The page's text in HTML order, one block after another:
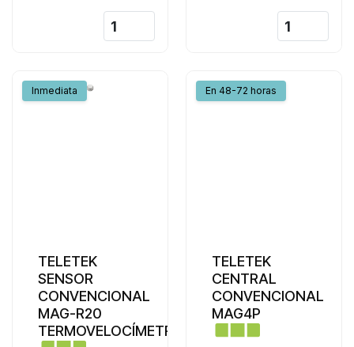
Inmediata
TELETEK
SENSOR
CONVENCIONAL
MAG-R20
TERMOVELOCÍMETRO
En 48-72 horas
TELETEK
CENTRAL
CONVENCIONAL
MAG4P